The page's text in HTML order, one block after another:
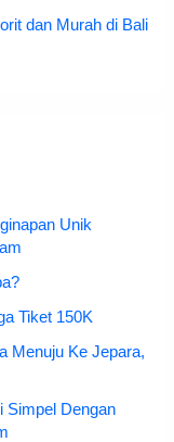
dan Murah di Bali
Unik
Tiket 150K
Menuju Ke Jepara,
Simpel Dengan